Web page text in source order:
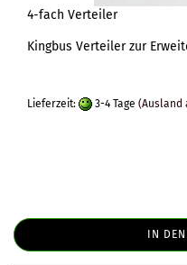
4-fach Verteiler
Kingbus Verteiler zur
Lieferzeit: 3-4 Tage (Ausland
IN